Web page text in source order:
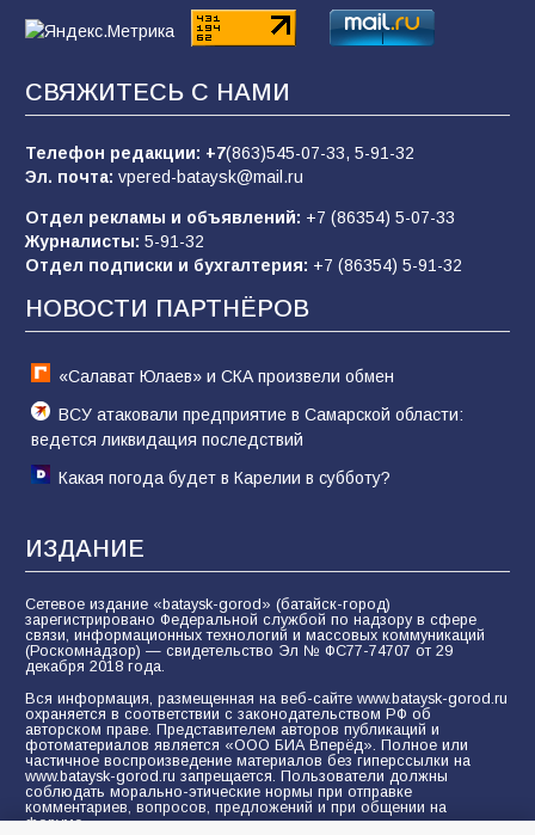
07.08.2026
«Слухами Москву не возьмёшь»: почему
заявления Киева о мобилизации — это
отчаяние, а не разведка
82 02.08.2026
Командовал боем до последнего: герой
60 05.08.2026
СВЯЖИТЕСЬ С НАМИ
Телефон редакции: +7(863)545-07-33, 5-91-32
Эл. почта: vpered-bataysk@mail.ru
Отдел рекламы и объявлений: +7 (86354) 5-07-33
Журналисты: 5-91-32
Отдел подписки и бухгалтерия: +7 (86354) 5-91-32
НОВОСТИ ПАРТНЁРОВ
«Салават Юлаев» и СКА произвели обмен
ВСУ атаковали предприятие в Самарской области:
ведется ликвидация последствий
Какая погода будет в Карелии в субботу?
ИЗДАНИЕ
Сетевое издание «bataysk-gorod» (батайск-город)
зарегистрировано Федеральной службой по надзору в сфере
связи, информационных технологий и массовых коммуникаций
(Роскомнадзор) — свидетельство Эл № ФС77-74707 от 29
декабря 2018 года.
Вся информация, размещенная на веб-сайте www.bataysk-gorod.ru
охраняется в соответствии с законодательством РФ об
авторском праве. Представителем авторов публикаций и
фотоматериалов является «ООО БИА Вперёд». Полное или
частичное воспроизведение материалов без гиперссылки на
www.bataysk-gorod.ru запрещается. Пользователи должны
соблюдать морально-этические нормы при отправке
комментариев, вопросов, предложений и при общении на
форуме.